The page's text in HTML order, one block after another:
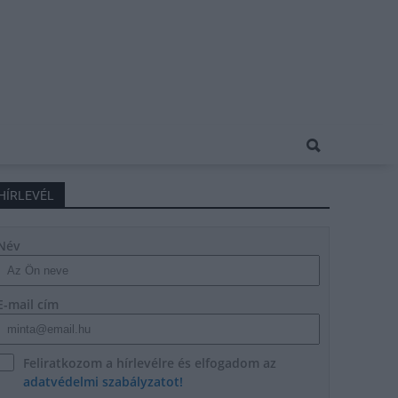
mail cím
Feliratkozom a hírlevélre és elfogadom az
adatvédelmi szabályzatot!